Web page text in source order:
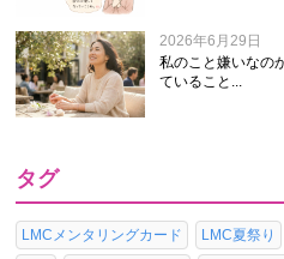
2026年6月29日
私のこと嫌いなの
ていること...
タグ
LMCメンタリングカード LMC夏祭り